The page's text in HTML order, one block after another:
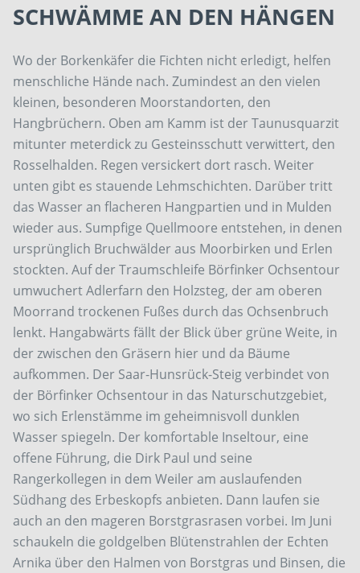
SCHWÄMME AN DEN HÄNGEN
Wo der Borkenkäfer die Fichten nicht erledigt, helfen
menschliche Hände nach. Zumindest an den vielen
kleinen, besonderen Moorstandorten, den
Hangbrüchern. Oben am Kamm ist der Taunusquarzit
mitunter meterdick zu Gesteinsschutt verwittert, den
Rosselhalden. Regen versickert dort rasch. Weiter
unten gibt es stauende Lehmschichten. Darüber tritt
das Wasser an flacheren Hangpartien und in Mulden
wieder aus. Sumpfige Quellmoore entstehen, in denen
ursprünglich Bruchwälder aus Moorbirken und Erlen
stockten. Auf der Traumschleife Börfinker Ochsentour
umwuchert Adlerfarn den Holzsteg, der am oberen
Moorrand trockenen Fußes durch das Ochsenbruch
lenkt. Hangabwärts fällt der Blick über grüne Weite, in
der zwischen den Gräsern hier und da Bäume
aufkommen. Der Saar-Hunsrück-Steig verbindet von
der Börfinker Ochsentour in das Naturschutzgebiet,
wo sich Erlenstämme im geheimnisvoll dunklen
Wasser spiegeln. Der komfortable Inseltour, eine
offene Führung, die Dirk Paul und seine
Rangerkollegen in dem Weiler am auslaufenden
Südhang des Erbeskopfs anbieten. Dann laufen sie
auch an den mageren Borstgrasrasen vorbei. Im Juni
schaukeln die goldgelben Blütenstrahlen der Echten
Arnika über den Halmen von Borstgras und Binsen, die